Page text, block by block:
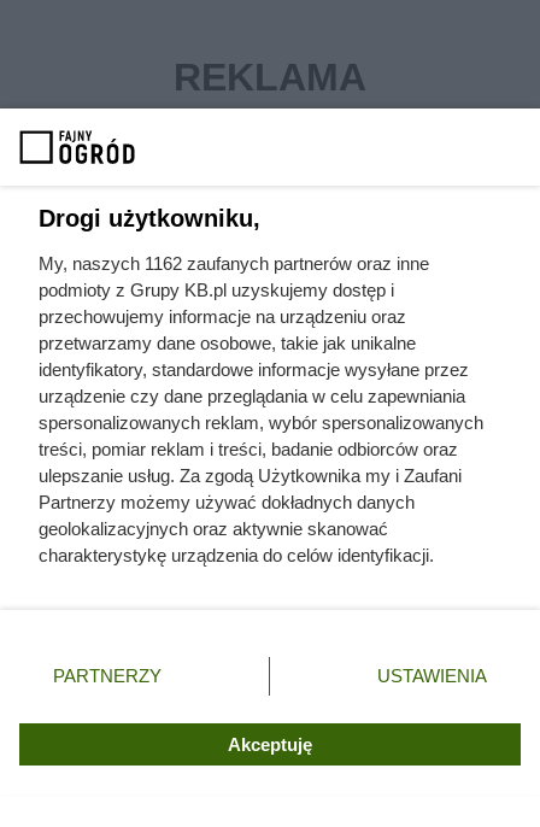
kroku - 3 sprawdzone przepisy
Drogi użytkowniku,
My, naszych 1162 zaufanych partnerów oraz inne
podmioty z Grupy KB.pl uzyskujemy dostęp i
przechowujemy informacje na urządzeniu oraz
przetwarzamy dane osobowe, takie jak unikalne
identyfikatory, standardowe informacje wysyłane przez
urządzenie czy dane przeglądania w celu zapewniania
spersonalizowanych reklam, wybór spersonalizowanych
treści, pomiar reklam i treści, badanie odbiorców oraz
ulepszanie usług. Za zgodą Użytkownika my i Zaufani
Partnerzy możemy używać dokładnych danych
geolokalizacyjnych oraz aktywnie skanować
charakterystykę urządzenia do celów identyfikacji.
zmienić/wycofać klikając przycisk ustawień prywatności
znajdujący się w lewym dolnym rogu strony. Niektóre
użytkownika, ale masz prawo sprzeciwić się takiemu
przetwarzaniu. Preferencje będą miały zastosowania tylko
PARTNERZY USTAWIENIA
Akceptuję